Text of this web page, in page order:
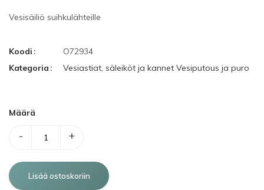
Vesisäiliö suihkulähteille
Koodi
O72934
Kategoria
Vesiastiat, säleiköt ja kannet Vesiputous ja puro
Määrä
- +